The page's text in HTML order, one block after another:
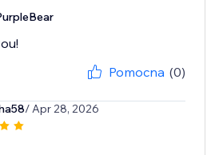
Pomocna (0)
/ Apr 28, 2026